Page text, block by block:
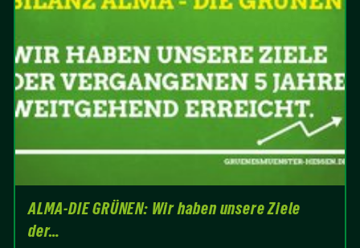
ALMA-DIE GRÜNEN: Wir haben unsere Ziele
der…